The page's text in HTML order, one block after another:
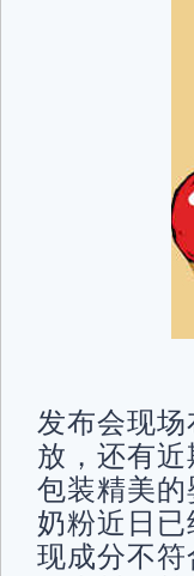
发布会现
放，还有
包装精美
奶粉近日
现成分不